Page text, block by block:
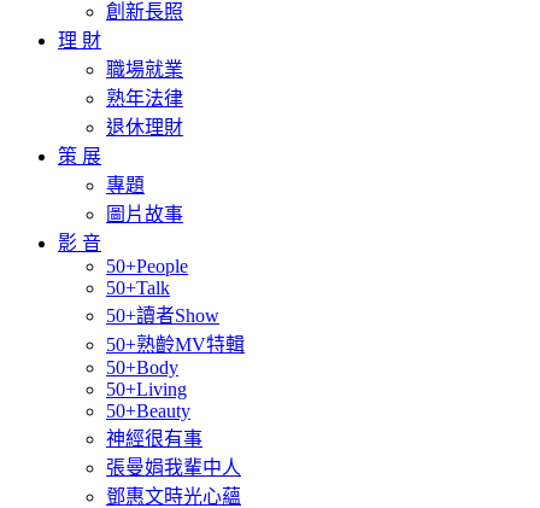
創新長照
理 財
職場就業
熟年法律
退休理財
策 展
專題
圖片故事
影 音
50+People
50+Talk
50+讀者Show
50+熟齡MV特輯
50+Body
50+Living
50+Beauty
神經很有事
張曼娟我輩中人
鄧惠文時光心蘊